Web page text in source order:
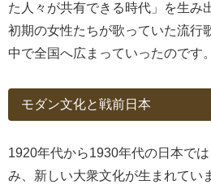
た人々が共有できる時代」を生み
初期の女性たちが歌っていた流行
中で全国へ広まっていったのです。
モダン文化と戦前日本
1920年代から1930年代の日本では
み、新しい大衆文化が生まれてい